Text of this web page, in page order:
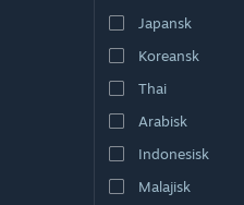
Japansk
Koreansk
Thai
Arabisk
Indonesisk
Malajisk